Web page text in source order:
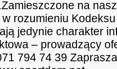
na
rozumieniu
jedynie charakter
– prowadzący
794 74 39